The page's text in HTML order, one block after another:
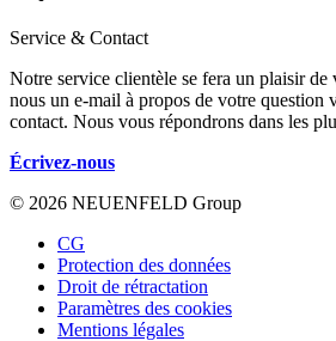
Service & Contact
Notre service clientèle se fera un plaisir
nous un e-mail à propos de votre question
contact. Nous vous répondrons dans les
Écrivez-nous
© 2026 NEUENFELD Group
CG
Protection des données
Droit de rétractation
Paramètres des cookies
Mentions légales